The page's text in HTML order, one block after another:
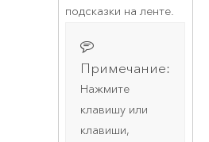
подсказки на ленте.
Примечание:
Нажмите
клавишу или
клавиши,